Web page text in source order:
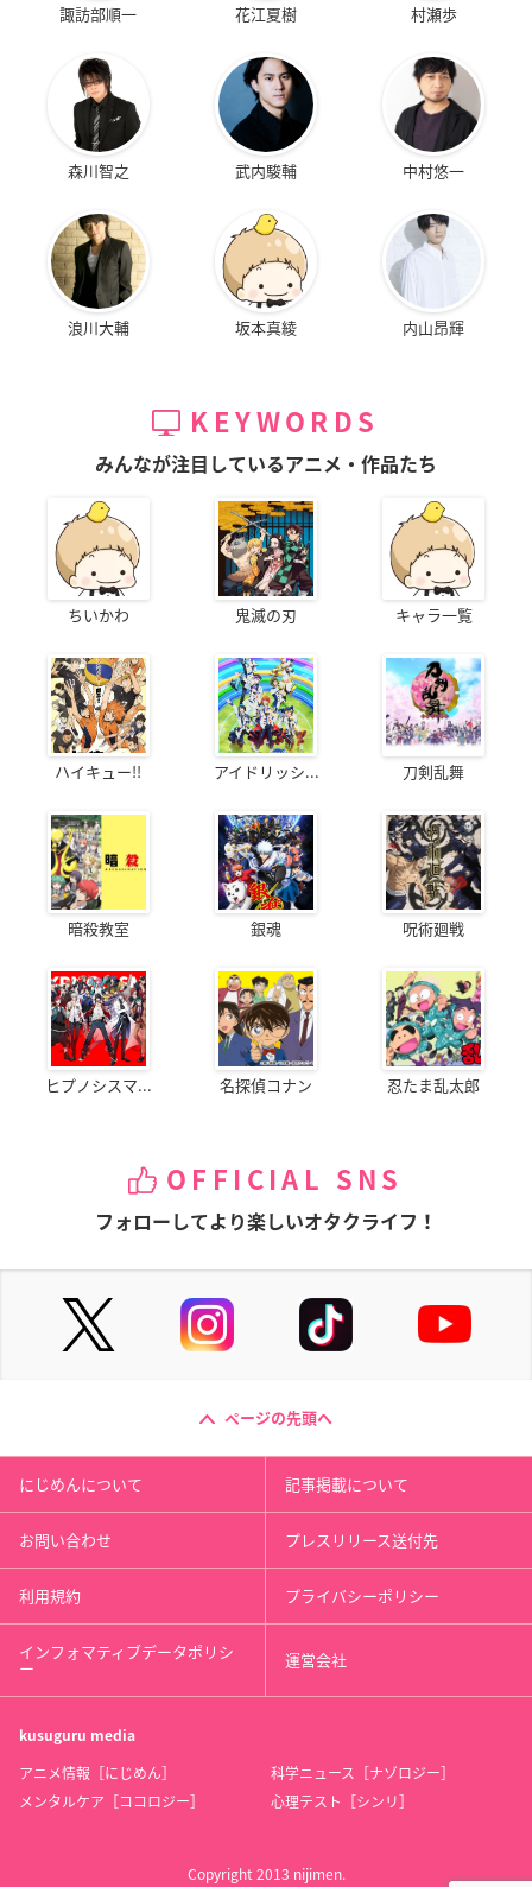
諏訪部順一 花江夏樹 村瀬歩
森川智之 武内駿輔 中村悠一
浪川大輔 坂本真綾 内山昂輝
KEYWORDS
みんなが注目しているアニメ・作品たち
ちいかわ 鬼滅の刃 キャラ一覧
ハイキュー!! アイドリッシ... 刀剣乱舞
暗殺教室 銀魂 呪術廻戦
ヒプノシスマ... 名探偵コナン 忍たま乱太郎
OFFICIAL SNS
フォローしてより楽しいオタクライフ！
ページの先頭へ
にじめんについて 記事掲載について
お問い合わせ プレスリリース送付先
利用規約 プライバシーポリシー
インフォマティブデータポリシ
ー 運営会社
kusuguru media
アニメ情報［にじめん］
科学ニュース［ナゾロジー］
メンタルケア［ココロジー］
心理テスト［シンリ］
Copyright 2013 nijimen.